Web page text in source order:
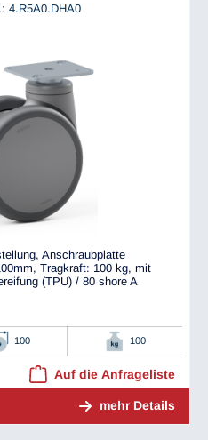
4.R5A0.DHA0
Anschraubplatte
Tragkraft: 100 kg, mit
(TPU) / 80 shore A
100 100
Auf die Anfrageliste
mehr Details